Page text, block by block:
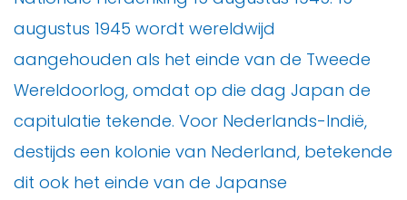
augustus 1945 wordt wereldwijd
aangehouden als het einde van de Tweede
Wereldoorlog, omdat op die dag Japan de
capitulatie tekende. Voor Nederlands-Indië,
destijds een kolonie van Nederland, betekende
dit ook het einde van de Japanse